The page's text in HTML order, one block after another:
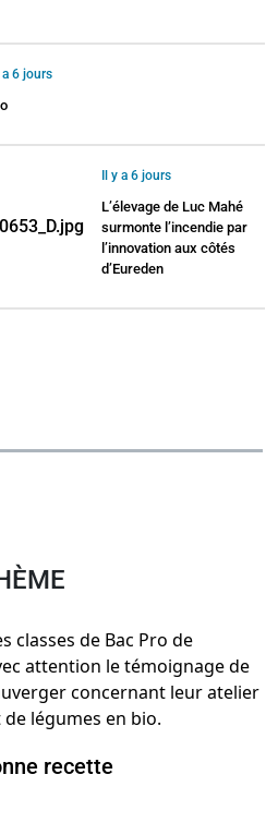
a 6 jours
Il y a 6 jours
L’élevage de Luc Mahé
surmonte l’incendie par
l’innovation aux côtés
d’Eureden
recette